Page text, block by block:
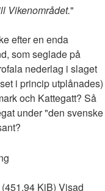
Vikenområdet."
efter en enda
som seglade på
nederlag i slaget
i princip utplånades)
och Kattegatt? Så
under "den svenske
KiB) Visad